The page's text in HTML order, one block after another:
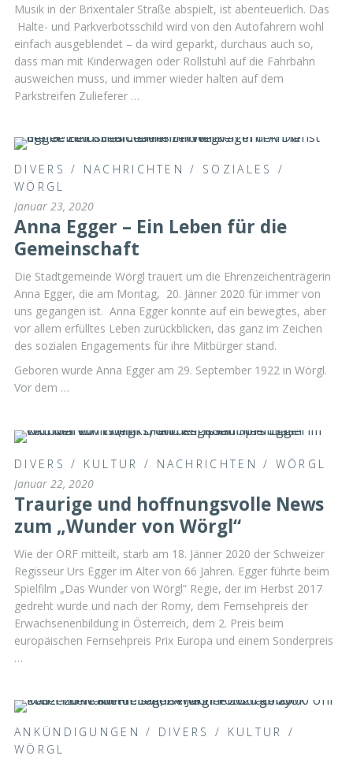
Musik in der Brixentaler Straße abspielt, ist abenteuerlich. Das
Halte- und Parkverbotsschild wird von den Autofahrern wohl
einfach ausgeblendet – da wird geparkt, durchaus auch so,
dass man mit Kinderwagen oder Rollstuhl auf die Fahrbahn
ausweichen muss, und immer wieder halten auf dem
Parkstreifen Zulieferer …
DIVERS / NACHRICHTEN / SOZIALES
/
WÖRGL
Januar 23, 2020
Anna Egger – Ein Leben für die
Gemeinschaft
Die Stadtgemeinde Wörgl trauert um die Ehrenzeichenträgerin
Anna Egger, die am Montag, 20. Jänner 2020 für immer von
uns gegangen ist. Anna Egger konnte auf ein bewegtes, aber
vor allem erfülltes Leben zurückblicken, das ganz im Zeichen
des sozialen Engagements für ihre Mitbürger stand.
Geboren wurde Anna Egger am 29. September 1922 in Wörgl.
Vor dem …
DIVERS / KULTUR / NACHRICHTEN / WÖRGL
Januar 22, 2020
Traurige und hoffnungsvolle News
zum „Wunder von Wörgl“
Wie der ORF mitteilt, starb am 18. Jänner 2020 der Schweizer
Regisseur Urs Egger im Alter von 66 Jahren. Egger führte beim
Spielfilm „Das Wunder von Wörgl“ Regie, der im Herbst 2017
gedreht wurde und nach der Romy, dem Fernsehpreis der
Erwachsenenbildung in Österreich, dem 2. Preis beim
europäischen Fernsehpreis Prix Europa und einem Sonderpreis
…
ANKÜNDIGUNGEN / DIVERS / KULTUR
/
WÖRGL